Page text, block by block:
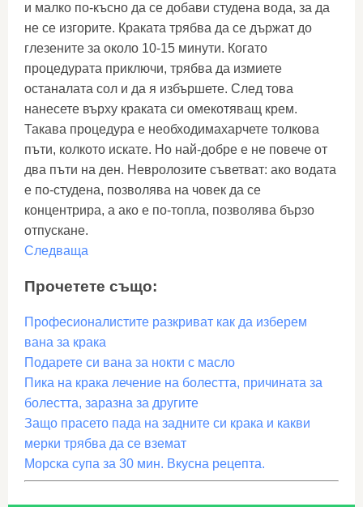
и малко по-късно да се добави студена вода, за да
не се изгорите. Краката трябва да се държат до
глезените за около 10-15 минути. Когато
процедурата приключи, трябва да измиете
останалата сол и да я избършете. След това
нанесете върху краката си омекотяващ крем.
Такава процедура е необходимахарчете толкова
пъти, колкото искате. Но най-добре е не повече от
два пъти на ден. Невролозите съветват: ако водата
е по-студена, позволява на човек да се
концентрира, а ако е по-топла, позволява бързо
отпускане.
Следваща
Прочетете също:
Професионалистите разкриват как да изберем
вана за крака
Подарете си вана за нокти с масло
Пика на крака лечение на болестта, причината за
болестта, заразна за другите
Защо прасето пада на задните си крака и какви
мерки трябва да се вземат
Морска супа за 30 мин. Вкусна рецепта.